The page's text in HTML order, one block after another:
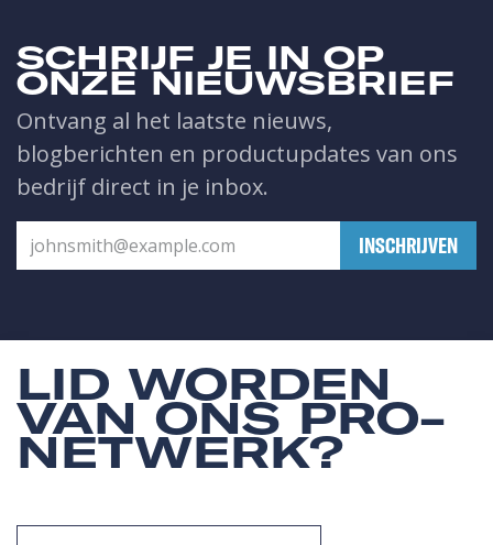
SCHRIJF JE IN OP
ONZE NIEUWSBRIEF
Ontvang al het laatste nieuws,
blogberichten en productupdates van ons
bedrijf direct in je inbox.
​INSCHRIJVEN
LID WORDEN
VAN ONS PRO-
NETWERK?